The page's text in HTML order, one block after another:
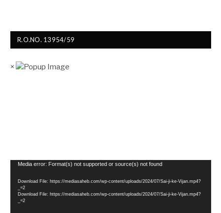
R.O.NO. 13954/59
×
Video
Media error: Format(s) not supported or source(s) not found
Download File: https://mediasaheb.com/wp-content/uploads/2024/07/Sai-ji-ke-Vijan.mp4?
_=2
Download File: https://mediasaheb.com/wp-content/uploads/2024/07/Sai-ji-ke-Vijan.mp4?
_=2